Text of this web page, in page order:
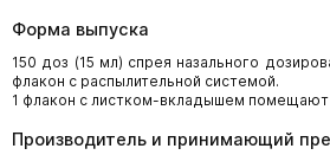
Форма выпуска
150 доз (15 мл) спрея назального
флакон с распылительной системой.
1 флакон с листком-вкладышем помещают
Производитель и принимающий